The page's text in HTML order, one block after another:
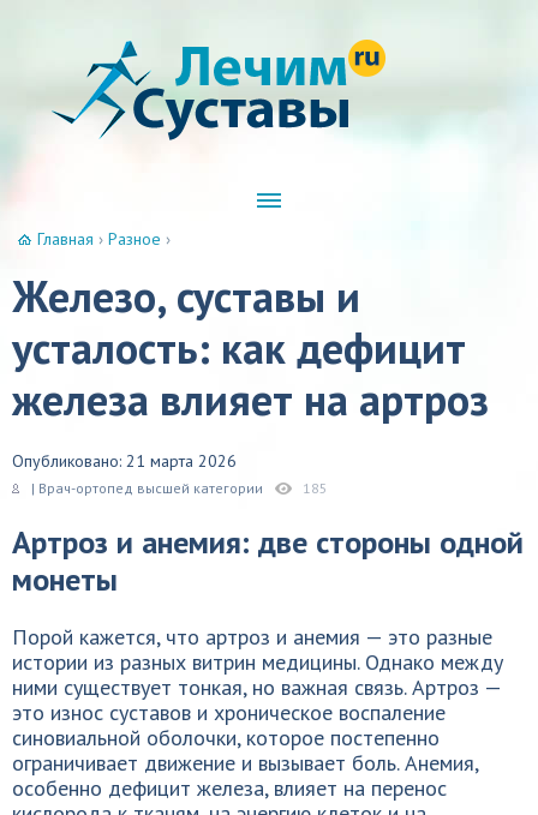
Главная › Разное ›
Железо, суставы и
усталость: как дефицит
железа влияет на артроз
Опубликовано: 21 марта 2026
| Врач-ортопед высшей категории 185
Артроз и анемия: две стороны одной
монеты
Порой кажется, что артроз и анемия — это разные
истории из разных витрин медицины. Однако между
ними существует тонкая, но важная связь. Артроз —
это износ суставов и хроническое воспаление
синовиальной оболочки, которое постепенно
ограничивает движение и вызывает боль. Анемия,
особенно дефицит железа, влияет на перенос